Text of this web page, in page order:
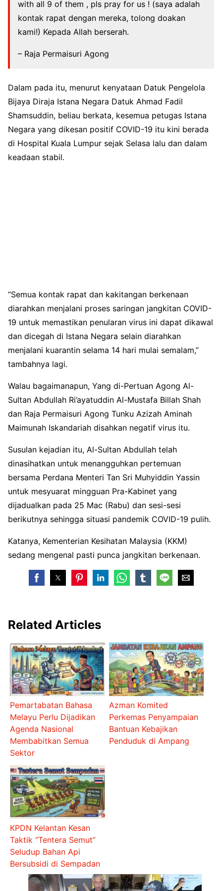
with all 9 of them , pls pray for us ! (saya adalah
kontak rapat dengan mereka, tolong doakan
kami!) Kepada Allah berserah.
– Raja Permaisuri Agong
Dalam pada itu, menurut kenyataan Datuk Pengelola
Bijaya Diraja Istana Negara Datuk Ahmad Fadil
Shamsuddin, beliau berkata, kesemua petugas Istana
Negara yang dikesan positif COVID-19 itu kini berada
di Hospital Kuala Lumpur sejak Selasa lalu dan dalam
keadaan stabil.
“Semua kontak rapat dan kakitangan berkenaan
diarahkan menjalani proses saringan jangkitan COVID-
19 untuk memastikan penularan virus ini dapat dikawal
dan dicegah di Istana Negara selain diarahkan
menjalani kuarantin selama 14 hari mulai semalam,”
tambahnya lagi.
Walau bagaimanapun, Yang di-Pertuan Agong Al-
Sultan Abdullah Ri’ayatuddin Al-Mustafa Billah Shah
dan Raja Permaisuri Agong Tunku Azizah Aminah
Maimunah Iskandariah disahkan negatif virus itu.
Susulan kejadian itu, Al-Sultan Abdullah telah
dinasihatkan untuk menangguhkan pertemuan
bersama Perdana Menteri Tan Sri Muhyiddin Yassin
untuk mesyuarat mingguan Pra-Kabinet yang
dijadualkan pada 25 Mac (Rabu) dan sesi-sesi
berikutnya sehingga situasi pandemik COVID-19 pulih.
Katanya, Kementerian Kesihatan Malaysia (KKM)
sedang mengenal pasti punca jangkitan berkenaan.
Related Articles
Pemartabatan Bahasa
Melayu Perlu Dijadikan
Agenda Nasional
Membabitkan Semua
Sektor
Azman Komited
Perkemas Penyampaian
Bantuan Kebajikan
Penduduk di Ampang
KPDN Kelantan Kesan
Taktik “Tentera Semut”
Seludup Bahan Api
Bersubsidi di Sempadan